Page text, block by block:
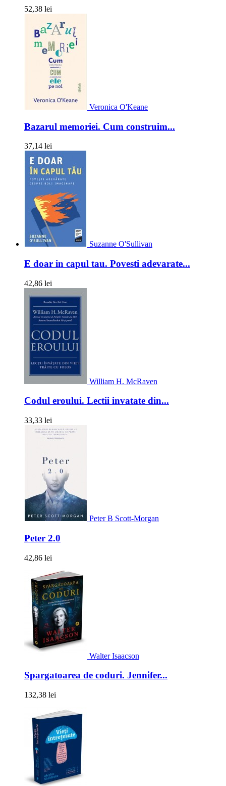
52,38 lei
Veronica O'Keane
Bazarul memoriei. Cum construim...
37,14 lei
Suzanne O'Sullivan
E doar in capul tau. Povesti adevarate...
42,86 lei
William H. McRaven
Codul eroului. Lectii invatate din...
33,33 lei
Peter B Scott-Morgan
Peter 2.0
42,86 lei
Walter Isaacson
Spargatoarea de coduri. Jennifer...
132,38 lei